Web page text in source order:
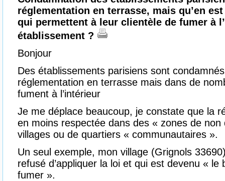
réglementation en terrasse, mais qu’en
qui permettent à leur clientèle de fumer à
établissement ?
Bonjour
Des établissements parisiens sont
réglementation en terrasse mais dans de
fument à l’intérieur
Je me déplace beaucoup, je constate que la
en moins respectée dans des « zones de
villages ou de quartiers « communautaires ».
Un seul exemple, mon village (Grignols
refusé d’appliquer la loi et qui est devenu «
fumer ».